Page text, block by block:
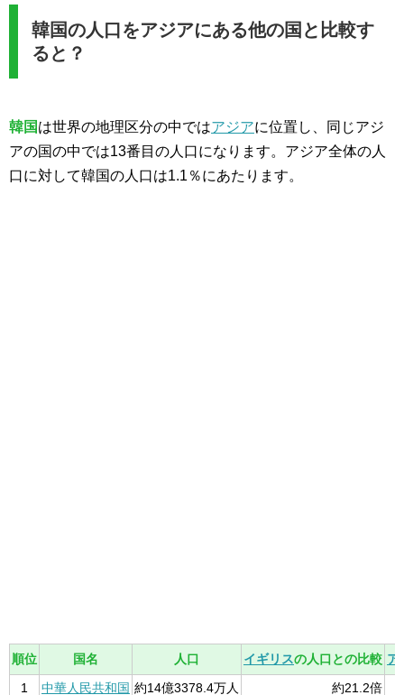
韓国の人口をアジアにある他の国と比較す
ると？
韓国は世界の地理区分の中ではアジアに位置し、同じアジ
アの国の中では13番目の人口になります。アジア全体の人
口に対して韓国の人口は1.1％にあたります。
順位 国名 人口 イギリスの人口との比較 ア
1
中華人民共和国 約14億3378.4万人
約21.2倍